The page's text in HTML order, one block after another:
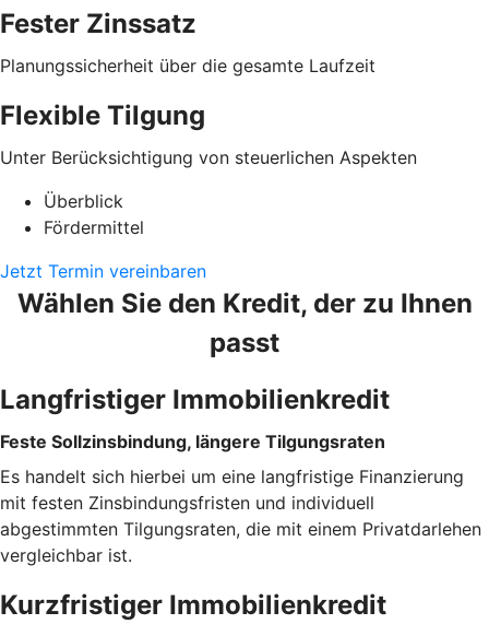
Fester Zinssatz
Planungssicherheit über die gesamte Laufzeit
Flexible Tilgung
Unter Berücksichtigung von steuerlichen Aspekten
Überblick
Fördermittel
Jetzt Termin vereinbaren
Wählen Sie den Kredit, der zu Ihnen
passt
Langfristiger Immobilienkredit
Feste Sollzinsbindung, längere Tilgungsraten
Es handelt sich hierbei um eine langfristige Finanzierung
mit festen Zinsbindungsfristen und individuell
abgestimmten Tilgungsraten, die mit einem Privatdarlehen
vergleichbar ist.
Kurzfristiger Immobilienkredit